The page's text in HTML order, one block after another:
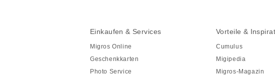
Einkaufen & Services
Migros Online
Geschenkkarten
Photo Service
Vorteile &
Cumulus
Migipedia
Migros-Magazin